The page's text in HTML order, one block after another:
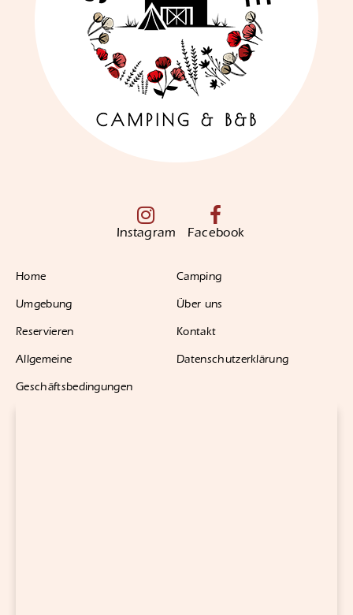
Instagram Facebook
Home Camping
Umgebung Über uns
Reservieren Kontakt
Allgemeine
Geschäftsbedingungen
Datenschutzerklärung